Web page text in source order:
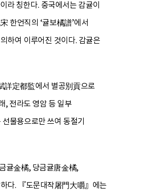
라 칭한다. 중국에서는 감귤이
한언직의 ‘귤보橘譜’에서
하여 이루어진 것이다. 감귤은
詳定都監에서 별공別貢으로
, 전라도 영암 등 일부
물용으로만 쓰여 동절기
귤金橘, 당금귤唐金橘,
다. 『도문대작屠門大嚼』에는